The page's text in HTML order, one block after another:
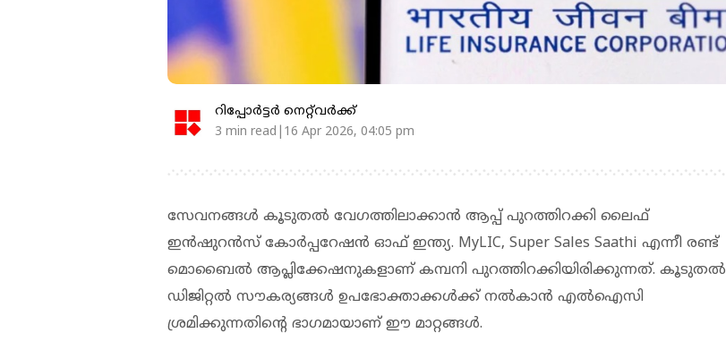
റിപ്പോർട്ടർ നെറ്റ്‌വര്‍ക്ക്‌
3 min read|16 Apr 2026, 04:05 pm
സേവനങ്ങൾ കൂടുതൽ വേഗത്തിലാക്കാൻ ആപ്പ് പുറത്തിറക്കി ലൈഫ്
ഇൻഷുറൻസ് കോർപ്പറേഷൻ ഓഫ് ഇന്ത്യ. MyLIC, Super Sales Saathi എന്നീ രണ്ട്
മൊബൈൽ ആപ്ലിക്കേഷനുകളാണ് കമ്പനി പുറത്തിറക്കിയിരിക്കുന്നത്. കൂടുതൽ
ഡിജിറ്റൽ സൗകര്യങ്ങൾ ഉപഭോക്താക്കൾക്ക് നൽകാൻ എൽഐസി
ശ്രമിക്കുന്നതിന്റെ ഭാഗമായാണ് ഈ മാറ്റങ്ങൾ.